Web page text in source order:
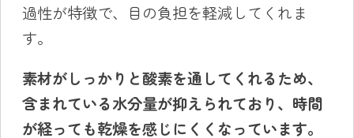
過性が特徴で、目の負担を軽減してくれま
す。
素材がしっかりと酸素を通してくれるため、
含まれている水分量が抑えられており、 時間
が経っても乾燥を感じにくくなっています。